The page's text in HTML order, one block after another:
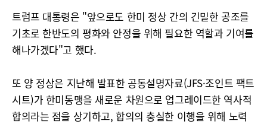
트럼프 대통령은 "앞으로도 한미 정상 간의 긴밀한 공조를
기초로 한반도의 평화와 안정을 위해 필요한 역할과 기여를
해나가겠다"고 했다.
또 양 정상은 지난해 발표한 공동설명자료(JFS·조인트 팩트
시트)가 한미동맹을 새로운 차원으로 업그레이드한 역사적
합의라는 점을 상기하고, 합의의 충실한 이행을 위해 노력